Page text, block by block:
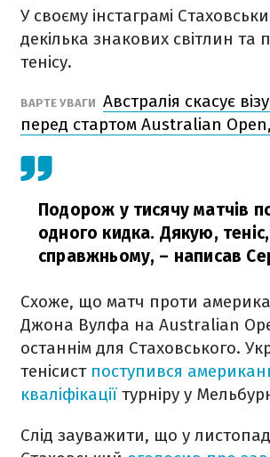
У своєму інстаграмі
декілька знакових світлин та
тенісу.
ВАРТЕ УВАГИ Австралія скасує
перед стартом Australian
Подорож у тисячу матчів
одного кидка. Дякую,
справжньому, – написав
Схоже, що матч проти
Джона Вулфа на Australian
останнім для Стаховського.
тенісист поступився
кваліфікації турніру у
Слід зауважити, що у